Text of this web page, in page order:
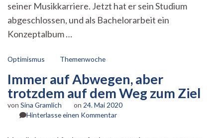
seiner Musikkarriere. Jetzt hat er sein Studium
abgeschlossen, und als Bachelorarbeit ein
Konzeptalbum …
Optimismus Themenwoche
Immer auf Abwegen, aber
trotzdem auf dem Weg zum Ziel
von Sina Gramlich on 24. Mai 2020
Hinterlasse einen Kommentarzu